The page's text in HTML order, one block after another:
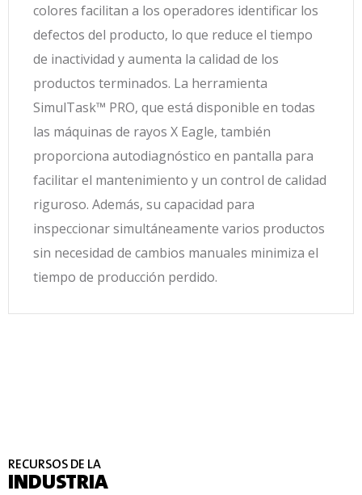
colores facilitan a los operadores identificar los
defectos del producto, lo que reduce el tiempo
de inactividad y aumenta la calidad de los
productos terminados. La herramienta
SimulTask™ PRO, que está disponible en todas
las máquinas de rayos X Eagle, también
proporciona autodiagnóstico en pantalla para
facilitar el mantenimiento y un control de calidad
riguroso. Además, su capacidad para
inspeccionar simultáneamente varios productos
sin necesidad de cambios manuales minimiza el
tiempo de producción perdido.
RECURSOS DE LA
INDUSTRIA